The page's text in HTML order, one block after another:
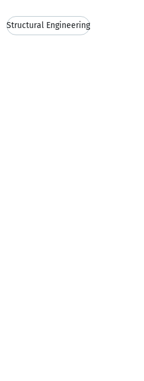
Structural Engineering